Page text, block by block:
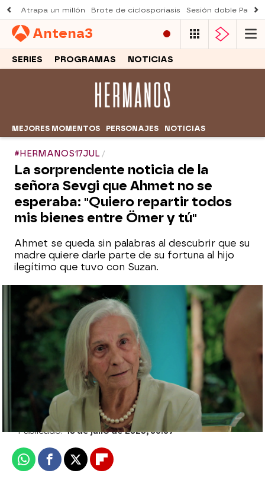
Atrapa un millón Brote de ciclosporiasis Sesión doble
Antena3
SERIES PROGRAMAS NOTICIAS
MEJORES MOMENTOS PERSONAJES NOTICIAS
#HERMANOS17JUL
La sorprendente noticia de la
señora Sevgi que Ahmet no se
esperaba: "Quiero repartir todos
mis bienes entre Ömer y tú"
Ahmet se queda sin palabras al descubrir que su
madre quiere darle parte de su fortuna al hijo
ilegítimo que tuvo con Suzan.
¡La señora Sevgi se reencuentra con los
Eren!: "Os he echado mucho de menos"
Julia Zapata López |
Patri Bea
Publicado:18 de julio de 2023, 00:07
WhatsappFacebook
X Flipboard